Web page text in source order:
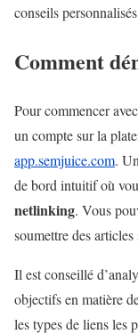
conseils
Comment
Pour commencer
un compte sur la
app.semjuice.com.
de bord intuitif où
netlinking. Vous
soumettre des articles
Il est conseillé
objectifs en matière
les types de liens les